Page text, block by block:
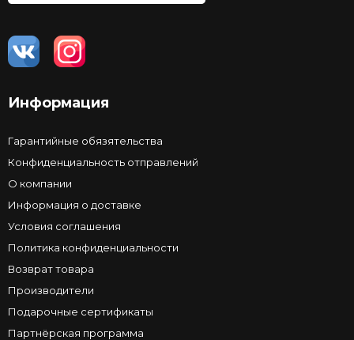
Информация
Гарантийные обязятельства
Конфиденциальность отправлений
О компании
Информация о доставке
Условия соглашения
Политика конфиденциальности
Возврат товара
Производители
Подарочные сертификаты
Партнёрская программа